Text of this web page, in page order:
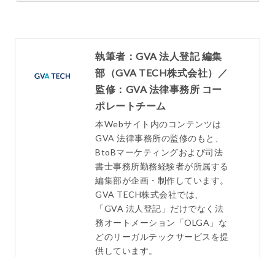
執筆者：GVA 法人登記 編集
部（GVA TECH株式会社）／
監修：GVA 法律事務所 コー
ポレートチーム
本Webサイト内のコンテンツは
GVA 法律事務所の監修のもと、
BtoBマーケティングおよび司法
書士事務所勤務経験者が所属する
編集部が企画・制作しています。
GVA TECH株式会社では、
「GVA 法人登記」だけでなく法
務オートメーション「OLGA」な
どのリーガルテックサービスを提
供しています。